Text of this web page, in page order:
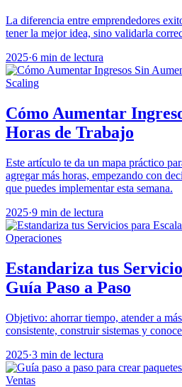
La diferencia entre emprendedores
tener la mejor idea, sino validarla
2025·6 min de lectura
Scaling
Cómo Aumentar
Horas de Trabajo
Este artículo te da un mapa práctico
agregar más horas, empezando con
que puedes implementar esta semana.
2025·9 min de lectura
Operaciones
Estandariza tus
Guía Paso a Paso
Objetivo: ahorrar tiempo, atender a
consistente, construir sistemas y
2025·3 min de lectura
Ventas